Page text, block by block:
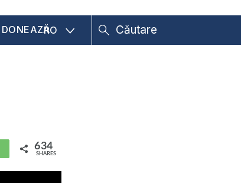
DONEAZĂRO
634
SHARES